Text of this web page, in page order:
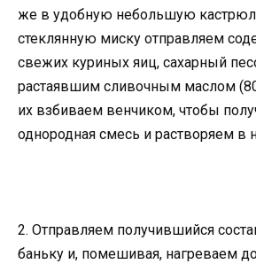
же в удобную небольшую
стеклянную миску отправляем
свежих куриных яиц, сахарный
растаявшим сливочным маслом
их взбиваем венчиком, чтобы
однородная смесь и растворяем в
2. Отправляем получившийся
баньку и, помешивая, нагреваем